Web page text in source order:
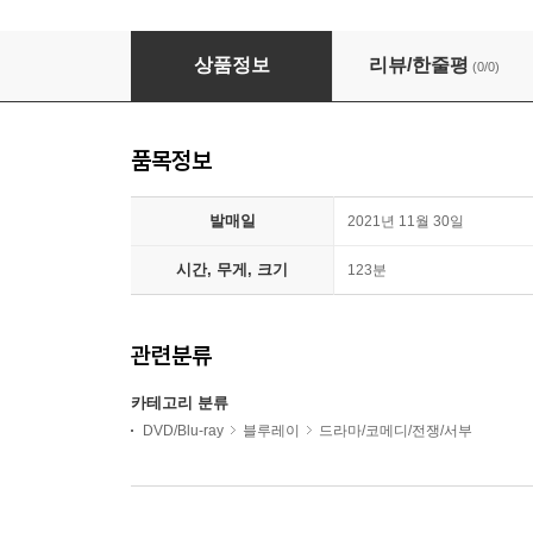
타이페이 스토리 (1Disc, 풀슬립) : 블루레이
상품정보 리뷰/한줄평 (0/0)
품목정보
발매일 2021년 11월 30일
시간, 무게, 크기 123분
관련분류
카테고리 분류
DVD/Blu-ray 블루레이 드라마/코메디/전쟁/서부